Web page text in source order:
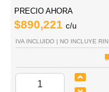
PRECIO AHORA
$890,221 c/u
IVA INCLUIDO | NO INCLUYE RIN